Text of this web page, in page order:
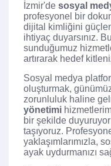
İzmir'de sosyal
profesyonel bir
dijital kimliğini
ihtiyaç duyarsınız.
sunduğumuz
artırarak hedef
Sosyal medya
oluşturmak,
zorunluluk haline
yönetimi
bir şekilde
taşıyoruz.
yaklaşımlarımızla,
ayak uydurmanızı